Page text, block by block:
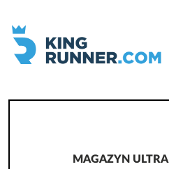
MAGAZYN ULTRA